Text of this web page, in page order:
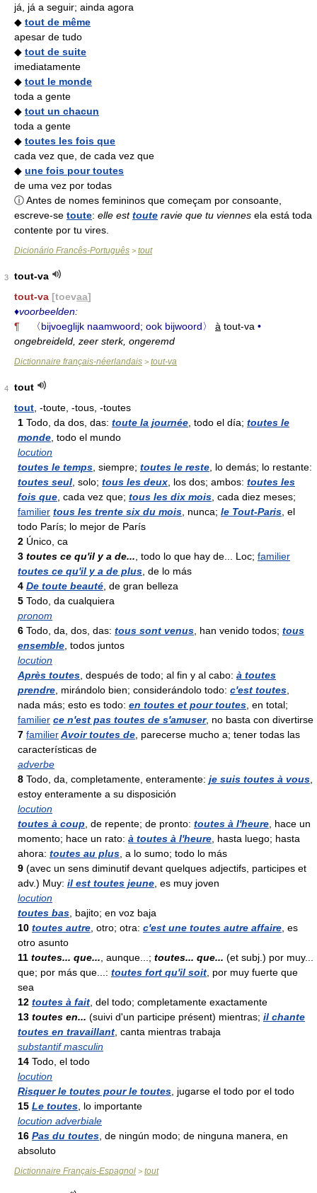
já, já a seguir; ainda agora
◆ tout de même
apesar de tudo
◆ tout de suite
imediatamente
◆ tout le monde
toda a gente
◆ tout un chacun
toda a gente
◆ toutes les fois que
cada vez que, de cada vez que
◆ une fois pour toutes
de uma vez por todas
ⓘ Antes de nomes femininos que começam por consoante,
escreve-se toute: elle esttoute ravie que tu viennes ela está toda
contente por tu vires.
Dicionário Francês-Português > tout
3
tout-va
tout-va [toevaa]
♦voorbeelden:
¶
〈bijvoeglijk naamwoord; ook bijwoord〉 à tout-va •
ongebreideld, zeer sterk, ongeremd
Dictionnaire français-néerlandais > tout-va
4
tout
tout , -toute, -tous, -toutes
1 Todo, da dos, das: toute la journée , todo el día; toutes le
monde , todo el mundo
locution
toutes le temps , siempre; toutes le reste , lo demás; lo restante:
toutes seul , solo; tous les deux , los dos; ambos: toutes les
fois que , cada vez que; tous les dix mois , cada diez meses;
familier tous les trente six du mois , nunca; le Tout-Paris , el
todo París; lo mejor de París
2 Único, ca
3 toutes ce qu'il y a de... , todo lo que hay de... Loc; familier
toutes ce qu'il y a de plus , de lo más
4 De toute beauté , de gran belleza
5 Todo, da cualquiera
pronom
6 Todo, da, dos, das: tous sont venus , han venido todos; tous
ensemble , todos juntos
locution
Après toutes , después de todo; al fin y al cabo: à toutes
prendre , mirándolo bien; considerándolo todo: c'est toutes
nada más; esto es todo: en toutes et pour toutes , en total;
familier ce n'est pas toutes de s'amuser, no basta con divertirse
7 familierAvoir toutes de , parecerse mucho a; tener todas las
características de
adverbe
8 Todo, da, completamente, enteramente: je suis toutes à vous
estoy enteramente a su disposición
locution
toutes à coup , de repente; de pronto: toutes à l'heure , hace un
momento; hace un rato: à toutes à l'heure , hasta luego; hasta
ahora: toutes au plus , a lo sumo; todo lo más
9 (avec un sens diminutif devant quelques adjectifs, participes et
adv.) Muy: il est toutes jeune , es muy joven
locution
toutes bas , bajito; en voz baja
10 toutes autre , otro; otra: c'est une toutes autre affaire , es
otro asunto
11 toutes... que... , aunque...; toutes... que... (et subj.) por muy...
que; por más que...: toutes fort qu'il soit , por muy fuerte que
sea
12 toutes à fait , del todo; completamente exactamente
13 toutes en... (suivi d'un participe présent) mientras; il chante
toutes en travaillant , canta mientras trabaja
substantif masculin
14 Todo, el todo
locution
Risquer le toutes pour le toutes , jugarse el todo por el todo
15 Le toutes , lo importante
locution adverbiale
16 Pas du toutes , de ningún modo; de ninguna manera, en
absoluto
Dictionnaire Français-Espagnol > tout